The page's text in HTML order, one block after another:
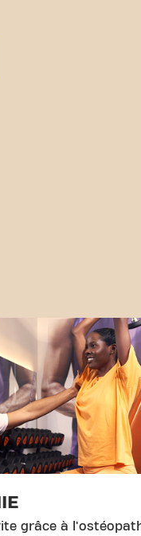
grâce à